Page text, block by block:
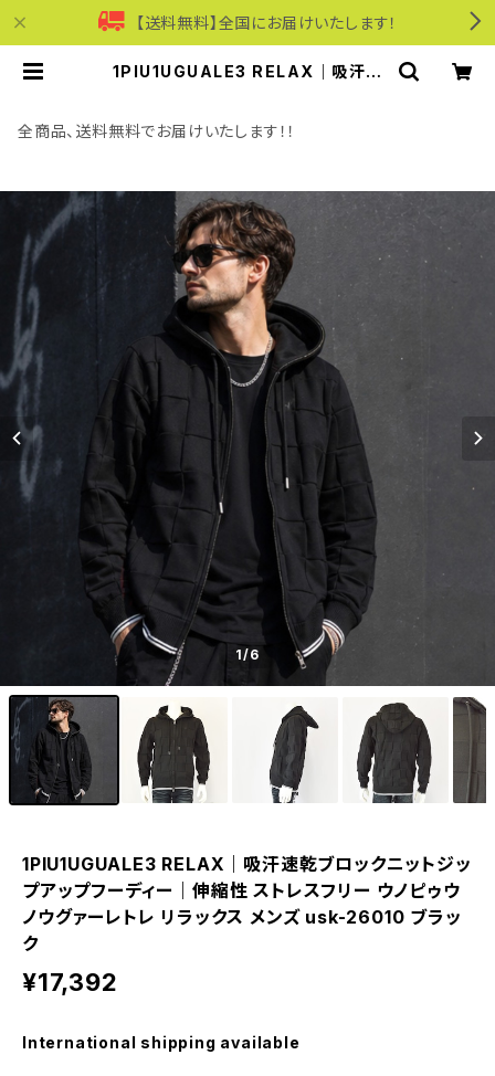
【送料無料】全国にお届けいたします！
1PIU1UGUALE3 RELAX｜吸汗速
ウノウグァーレトレ リラックス メンズ
usk-26010 ブラック | モリワンワー
全商品、送料無料でお届けいたします！！
1/6
1PIU1UGUALE3 RELAX｜吸汗速乾ブロックニットジッ
プアップフーディー｜伸縮性 ストレスフリー ウノピゥウ
ノウグァーレトレ リラックス メンズ usk-26010 ブラッ
ク
¥17,392
International shipping available